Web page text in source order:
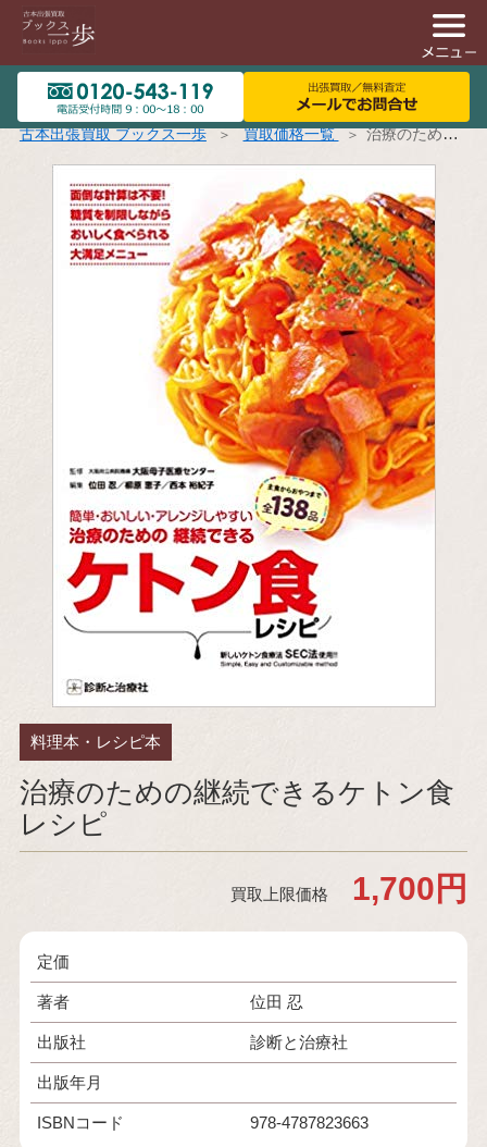
古本出張買取 ブックス一歩 買取価格一覧 治療のための継続できるケトン食レシピ
料理本・レシピ本
治療のための継続できるケトン食
レシピ
買取上限価格 1,700円
定価
著者 位田 忍
出版社 診断と治療社
出版年月
ISBNコード 978-4787823663